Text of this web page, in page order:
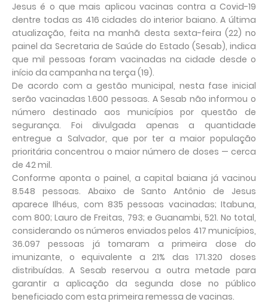
Jesus é o que mais aplicou vacinas contra a Covid-19
dentre todas as 416 cidades do interior baiano. A última
atualização, feita na manhã desta sexta-feira (22) no
painel da Secretaria de Saúde do Estado (Sesab), indica
que mil pessoas foram vacinadas na cidade desde o
início da campanha na terça (19).
De acordo com a gestão municipal, nesta fase inicial
serão vacinadas 1.600 pessoas. A Sesab não informou o
número destinado aos municípios por questão de
segurança. Foi divulgada apenas a quantidade
entregue a Salvador, que por ter a maior população
prioritária concentrou o maior número de doses — cerca
de 42 mil.
Conforme aponta o painel, a capital baiana já vacinou
8.548 pessoas. Abaixo de Santo Antônio de Jesus
aparece Ilhéus, com 835 pessoas vacinadas; Itabuna,
com 800; Lauro de Freitas, 793; e Guanambi, 521. No total,
considerando os números enviados pelos 417 municípios,
36.097 pessoas já tomaram a primeira dose do
imunizante, o equivalente a 21% das 171.320 doses
distribuídas. A Sesab reservou a outra metade para
garantir a aplicação da segunda dose no público
beneficiado com esta primeira remessa de vacinas.